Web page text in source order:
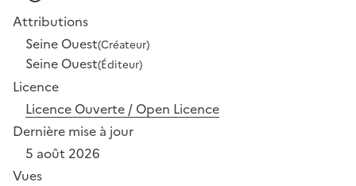
Attributions
Seine Ouest(Créateur)
Seine Ouest(Éditeur)
Licence
Licence Ouverte / Open Licence
Dernière mise à jour
5 août 2026
Vues